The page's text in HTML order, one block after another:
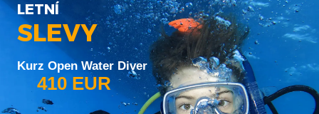
LETNÍ
SLEVY
Kurz Open Water Diver
410 EUR